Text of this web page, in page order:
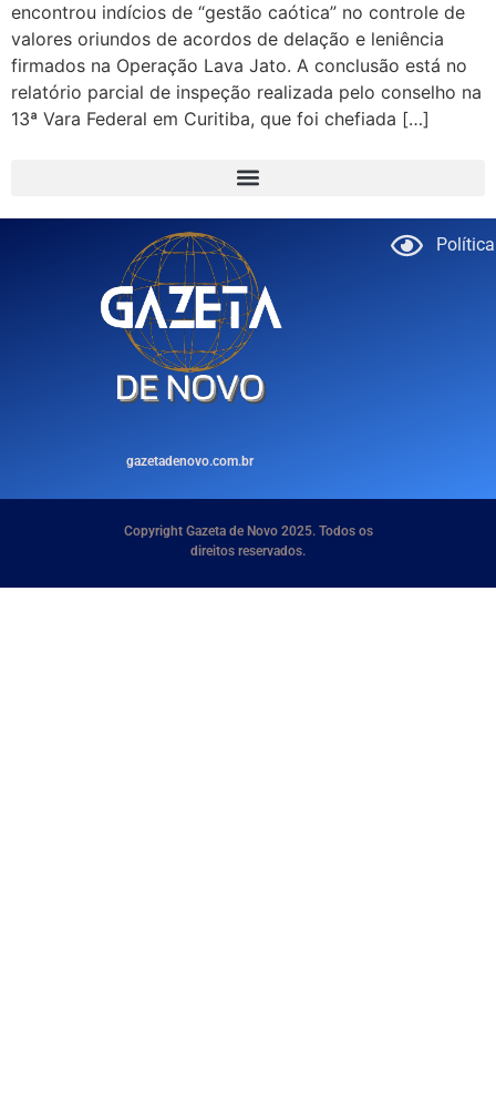
encontrou indícios de “gestão caótica” no controle de
valores oriundos de acordos de delação e leniência
firmados na Operação Lava Jato. A conclusão está no
relatório parcial de inspeção realizada pelo conselho na
13ª Vara Federal em Curitiba, que foi chefiada […]
gazetadenovo.com.br
Copyright Gazeta de Novo 2025. Todos os
direitos reservados.